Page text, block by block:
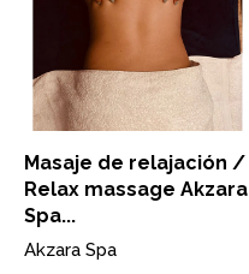
Masaje de relajación /
Relax massage Akzara
Spa...
Akzara Spa